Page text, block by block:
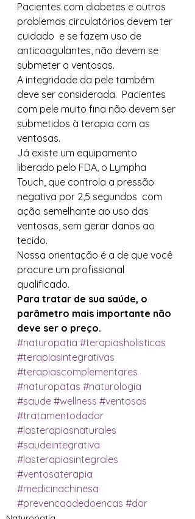
Pacientes com diabetes e outros
problemas circulatórios devem ter
cuidado  e se fazem uso de
anticoagulantes, não devem se
submeter a ventosas.
A integridade da pele também
deve ser considerada.  Pacientes
com pele muito fina não devem ser
submetidos à terapia com as
ventosas.
Já existe um equipamento
liberado pelo FDA, o Lympha
Touch, que controla a pressão
negativa por 2,5 segundos  com
ação semelhante ao uso das
ventosas, sem gerar danos ao
tecido.
Nossa orientação é a de que você
procure um profissional
qualificado.
Para tratar de sua saúde, o
parâmetro mais importante não
deve ser o preço.
#naturopatia #terapiasholisticas
#terapiasintegrativas
#terapiascomplementares
#naturopatas #naturologia
#saude #wellness #ventosas
#tratamentodador
#lasterapiasnaturales
#saudeintegrativa
#lasterapiasintegrales
#ventosaterapia
#medicinachinesa
#prevencaodedoencas #dor